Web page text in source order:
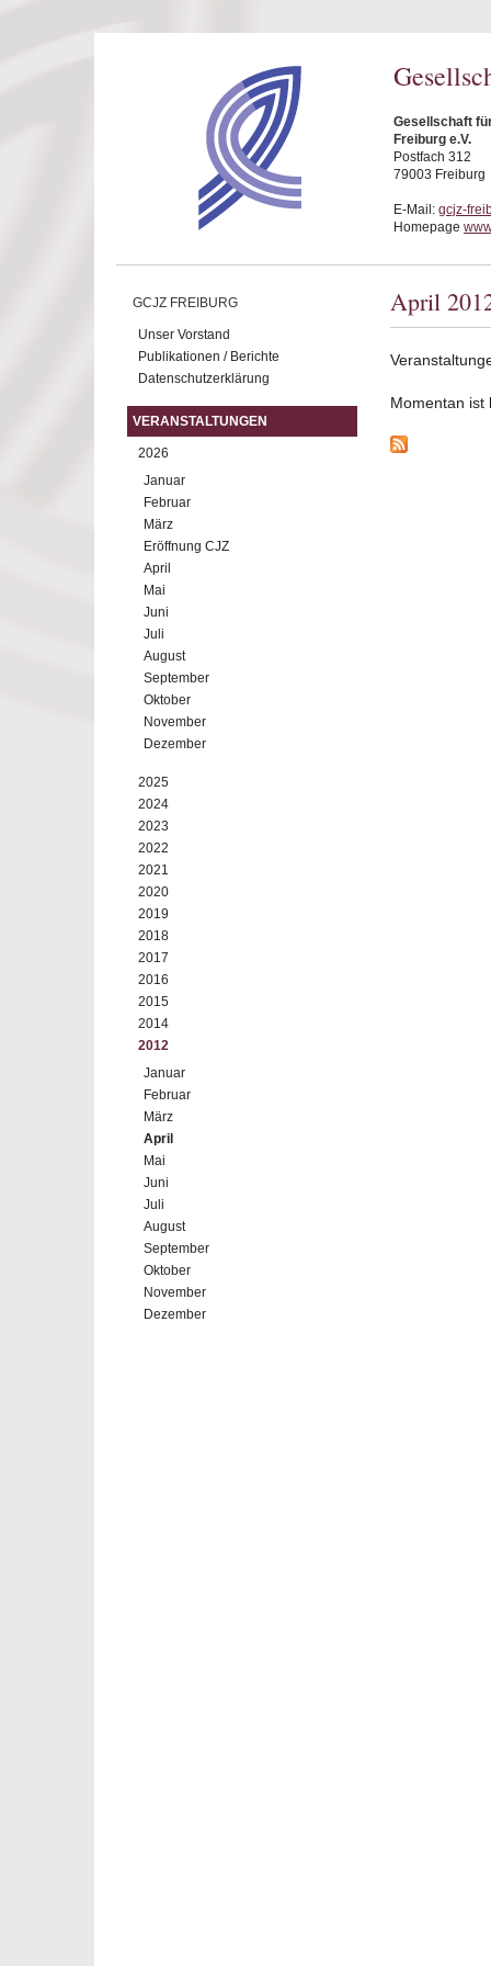
Gesellschaft
Freiburg e.V.
Postfach 312
79003 Freiburg
E-Mail: gcjz-
Homepage
GCJZ FREIBURG
Unser Vorstand
Publikationen / Berichte
Datenschutzerklärung
VERANSTALTUNGEN
2026
Januar
Februar
März
Eröffnung CJZ
April
Mai
Juni
Juli
August
September
Oktober
November
Dezember
2025
2024
2023
2022
2021
2020
2019
2018
2017
2016
2015
2014
2012
Januar
Februar
März
April
Mai
Juni
Juli
August
September
Oktober
November
Dezember
April
Momentan ist